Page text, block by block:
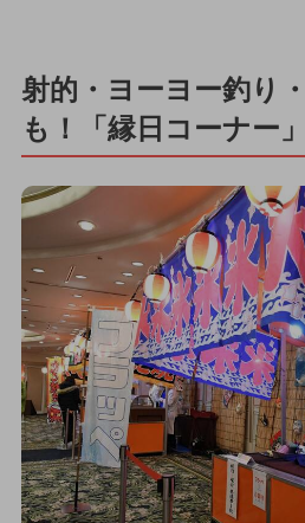
射的・ヨーヨー釣り
も！「縁日コーナー」